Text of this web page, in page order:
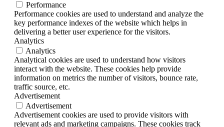
Performance
Performance cookies are used to understand and analyze the
key performance indexes of the website which helps in
delivering a better user experience for the visitors.
Analytics
Analytics
Analytical cookies are used to understand how visitors
interact with the website. These cookies help provide
information on metrics the number of visitors, bounce rate,
traffic source, etc.
Advertisement
Advertisement
Advertisement cookies are used to provide visitors with
relevant ads and marketing campaigns. These cookies track